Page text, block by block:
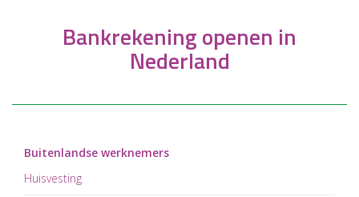
Bankrekening openen in
Nederland
Buitenlandse werknemers
Huisvesting